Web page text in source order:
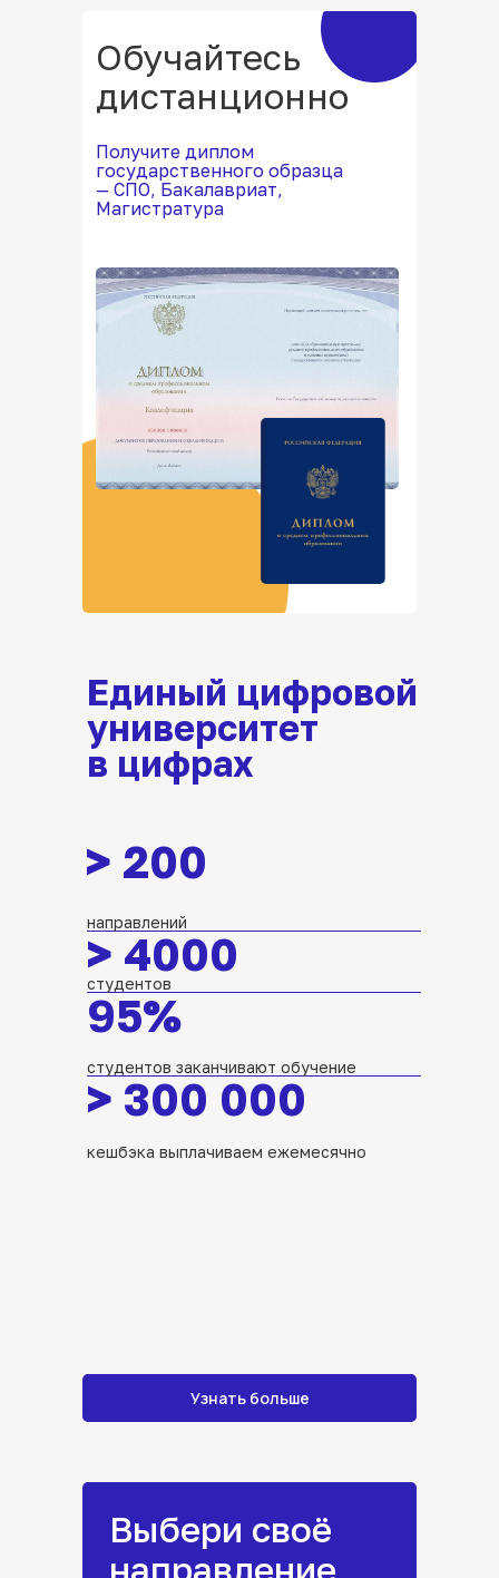
Обучайтесь
дистанционно
Получите диплом
государственного образца
— СПО, Бакалавриат,
Магистратура
Единый цифровой
университет
в цифрах
> 200
направлений
> 4000
студентов
95%
студентов заканчивают обучение
> 300 000
кешбэка выплачиваем ежемесячно
Узнать больше
Выбери своё
направление